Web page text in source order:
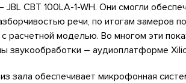
JBL CBT 100LA-1-WH. Они смогли
речи, по итогам замеров
расчетной моделью. Во многом эти
звукообработки – аудиоплатформе
зала обеспечивает микрофонная